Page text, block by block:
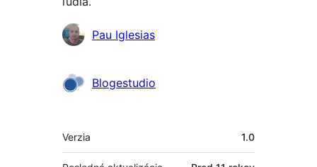
Prispievatelia
Pau Iglesias
Blogestudio
Meta
Verzia 1.0